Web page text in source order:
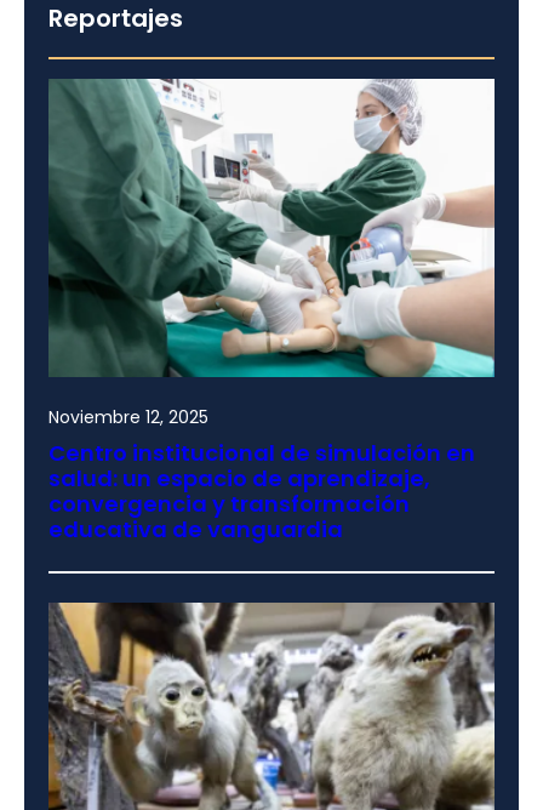
Reportajes
Noviembre 12, 2025
Centro institucional de simulación en
salud: un espacio de aprendizaje,
convergencia y transformación
educativa de vanguardia